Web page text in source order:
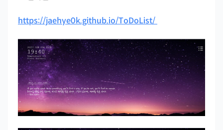
https://jaehye0k.github.io/ToDoList/